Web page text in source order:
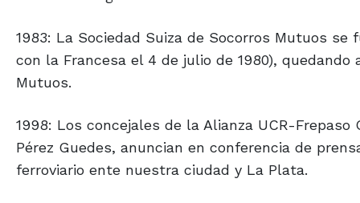
1983: La Sociedad Suiza de Socorros Mutuos
con la Francesa el 4 de julio de 1980),
Mutuos.
1998: Los concejales de la Alianza UCR-
Pérez Guedes, anuncian en conferencia de
ferroviario ente nuestra ciudad y La Plata.